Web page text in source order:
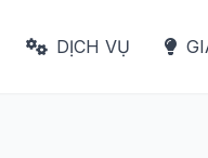
DỊCH VỤ